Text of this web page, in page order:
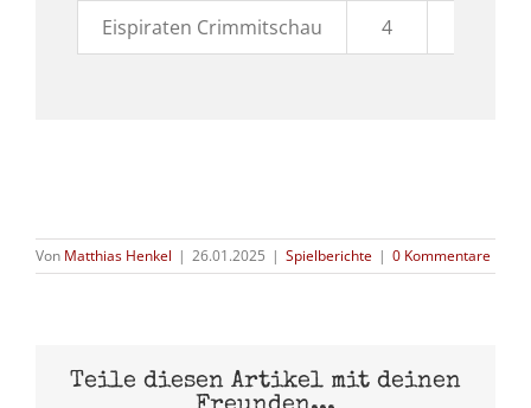
Eispiraten Crimmitschau 4
Von Matthias Henkel | 26.01.2025 | Spielberichte | 0 Kommentare
Teile diesen Artikel mit deinen